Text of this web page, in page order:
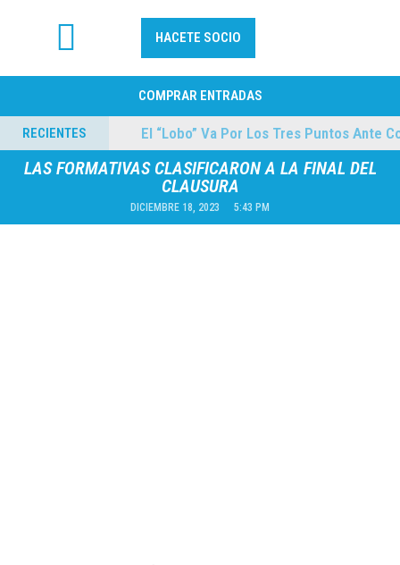
HACETE SOCIO
COMPRAR ENTRADAS
RECIENTES
04/08/2026 El “Lobo” Va Por Los Tres Puntos Ante
LAS FORMATIVAS CLASIFICARON A LA FINAL DEL
CLAUSURA
DICIEMBRE 18, 2023 5:43 PM